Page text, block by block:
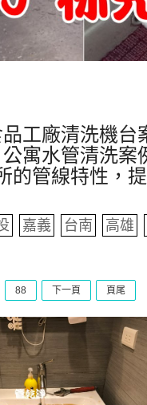
工廠清洗機台
寓水管清洗
管線特性，
嘉義 台南 高雄
88 下一頁 頁尾